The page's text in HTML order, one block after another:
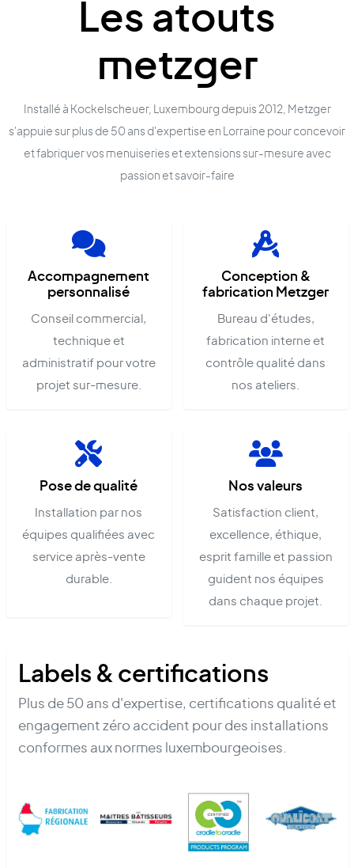
Les atouts
metzger
Installé à Kockelscheuer, Luxembourg depuis 2012, Metzger
s'appuie sur plus de 50 ans d'expertise en Lorraine pour concevoir
et fabriquer vos menuiseries et extensions sur-mesure avec
passion et savoir-faire
Accompagnement
personnalisé
Conseil commercial,
technique et
administratif pour votre
projet sur-mesure.
Conception &
fabrication Metzger
Bureau d'études,
fabrication interne et
contrôle qualité dans
nos ateliers.
Pose de qualité
Installation par nos
équipes qualifiées avec
service après-vente
durable.
Nos valeurs
Satisfaction client,
excellence, éthique,
esprit famille et passion
guident nos équipes
dans chaque projet.
Labels & certifications
Plus de 50 ans d'expertise, certifications qualité et
engagement zéro accident pour des installations
conformes aux normes luxembourgeoises.